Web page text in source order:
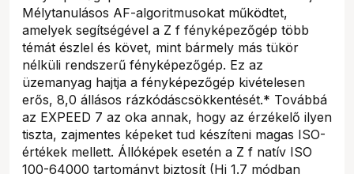
Mélytanulásos AF-algoritmusokat működtet,
amelyek segítségével a Z f fényképezőgép több
témát észlel és követ, mint bármely más tükör
nélküli rendszerű fényképezőgép. Ez az
üzemanyag hajtja a fényképezőgép kivételesen
erős, 8,0 állásos rázkódáscsökkentését.* Továbbá
az EXPEED 7 az oka annak, hogy az érzékelő ilyen
tiszta, zajmentes képeket tud készíteni magas ISO-
értékek mellett. Állóképek esetén a Z f natív ISO
100-64000 tartományt biztosít (Hi 1.7 módban